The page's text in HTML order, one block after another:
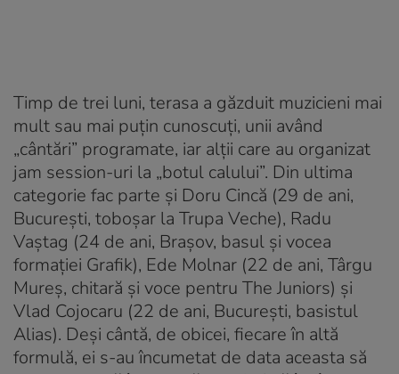
Timp de trei luni, terasa a găzduit muzicieni mai
mult sau mai puţin cunoscuţi, unii având
„cântări” programate, iar alţii care au organizat
jam session-uri la „botul calului”. Din ultima
categorie fac parte şi Doru Cincă (29 de ani,
Bucureşti, toboşar la Trupa Veche), Radu
Vaştag (24 de ani, Braşov, basul şi vocea
formaţiei Grafik), Ede Molnar (22 de ani, Târgu
Mureş, chitară şi voce pentru The Juniors) şi
Vlad Cojocaru (22 de ani, Bucureşti, basistul
Alias). Deşi cântă, de obicei, fiecare în altă
formulă, ei s-au încumetat de data aceasta să